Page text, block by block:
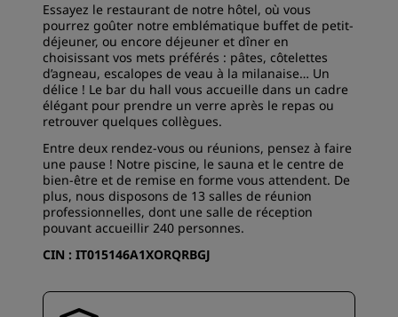
Essayez le restaurant de notre hôtel, où vous
pourrez goûter notre emblématique buffet de petit-
déjeuner, ou encore déjeuner et dîner en
choisissant vos mets préférés : pâtes, côtelettes
d’agneau, escalopes de veau à la milanaise… Un
délice ! Le bar du hall vous accueille dans un cadre
élégant pour prendre un verre après le repas ou
retrouver quelques collègues.
Entre deux rendez-vous ou réunions, pensez à faire
une pause ! Notre piscine, le sauna et le centre de
bien-être et de remise en forme vous attendent. De
plus, nous disposons de 13 salles de réunion
professionnelles, dont une salle de réception
pouvant accueillir 240 personnes.
CIN : IT015146A1XORQRBGJ